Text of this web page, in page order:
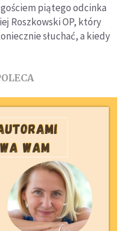
piątego odcinka
Roszkowski OP, który
słuchać, a kiedy